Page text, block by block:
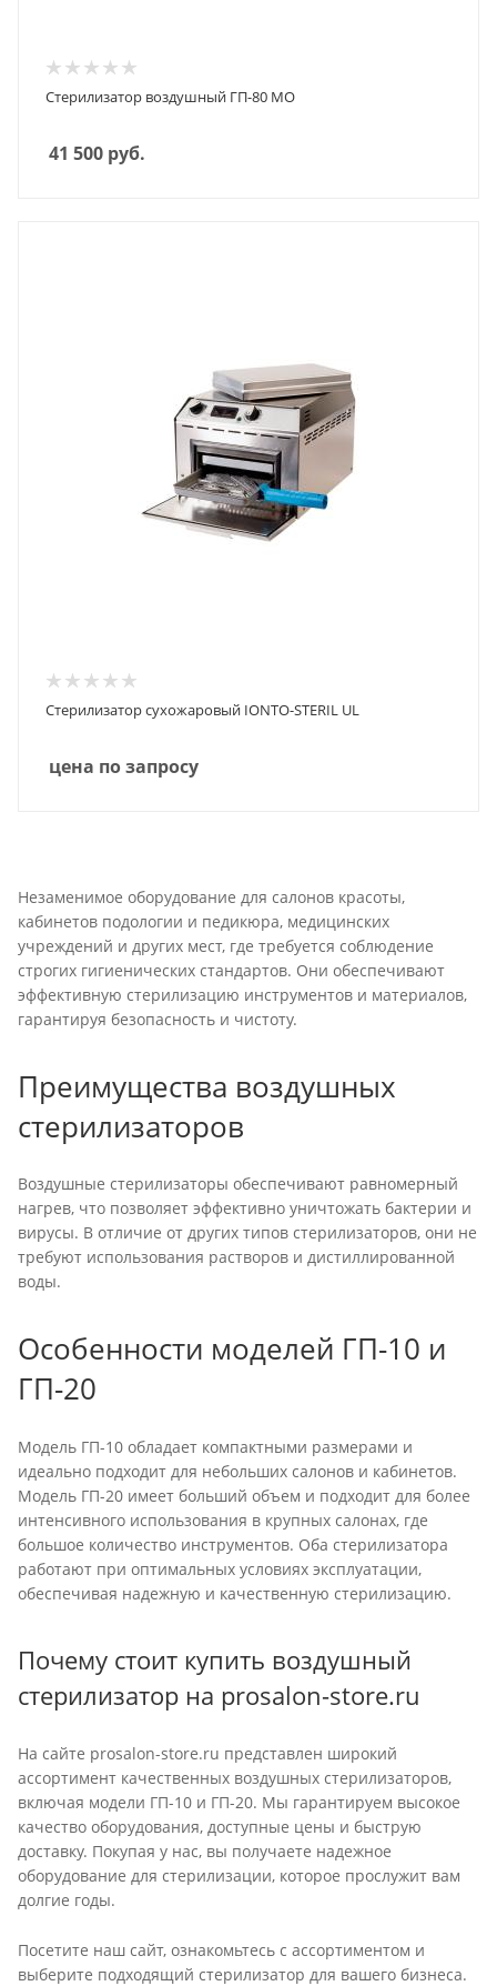
Стерилизатор воздушный ГП-80 МО
41 500 руб.
Стерилизатор сухожаровый IONTO-STERIL UL
цена по запросу
Незаменимое оборудование для салонов красоты,
кабинетов подологии и педикюра, медицинских
учреждений и других мест, где требуется соблюдение
строгих гигиенических стандартов. Они обеспечивают
эффективную стерилизацию инструментов и материалов,
гарантируя безопасность и чистоту.
Преимущества воздушных
стерилизаторов
Воздушные стерилизаторы обеспечивают равномерный
нагрев, что позволяет эффективно уничтожать бактерии и
вирусы. В отличие от других типов стерилизаторов, они не
требуют использования растворов и дистиллированной
воды.
Особенности моделей ГП-10 и
ГП-20
Модель ГП-10 обладает компактными размерами и
идеально подходит для небольших салонов и кабинетов.
Модель ГП-20 имеет больший объем и подходит для более
интенсивного использования в крупных салонах, где
большое количество инструментов. Оба стерилизатора
работают при оптимальных условиях эксплуатации,
обеспечивая надежную и качественную стерилизацию.
Почему стоит купить воздушный
стерилизатор на prosalon-store.ru
На сайте prosalon-store.ru представлен широкий
ассортимент качественных воздушных стерилизаторов,
включая модели ГП-10 и ГП-20. Мы гарантируем высокое
качество оборудования, доступные цены и быструю
доставку. Покупая у нас, вы получаете надежное
оборудование для стерилизации, которое прослужит вам
долгие годы.
Посетите наш сайт, ознакомьтесь с ассортиментом и
выберите подходящий стерилизатор для вашего бизнеса.